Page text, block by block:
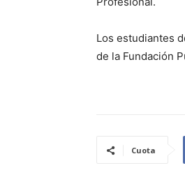
Los estudiantes
de la Fundación
Cuota